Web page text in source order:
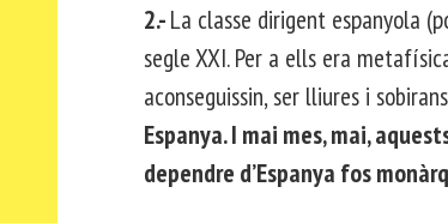
2.-La classe dirigent espanyola
segle XXI. Per a ells era
aconseguissin, ser lliures i
Espanya. I mai mes, mai,
dependre d’Espanya fos